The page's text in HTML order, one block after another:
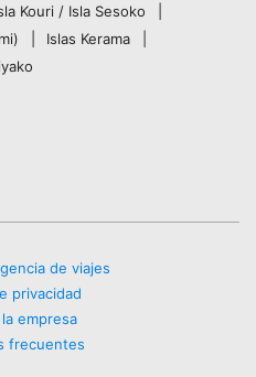
Kouri / Isla Sesoko
Islas Kerama
de viajes
privacidad
empresa
frecuentes